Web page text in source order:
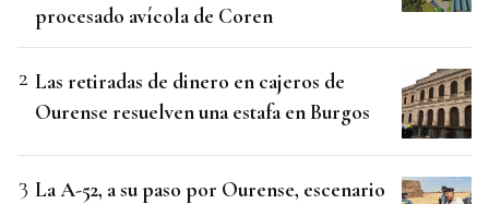
procesado avícola de Coren
Las retiradas de dinero en cajeros de
Ourense resuelven una estafa en Burgos
La A-52, a su paso por Ourense, escenario